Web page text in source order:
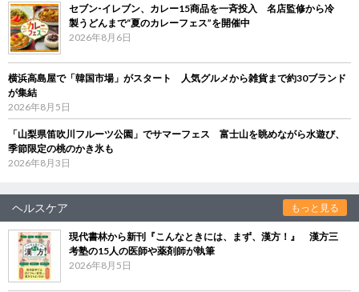
セブン‐イレブン、カレー15商品を一斉投入 名店監修から冷
製うどんまで“夏のカレーフェス”を開催中
2026年8月6日
横浜高島屋で「韓国市場」がスタート 人気グルメから雑貨まで約30ブランド
が集結
2026年8月5日
「山梨県笛吹川フルーツ公園」でサマーフェス 富士山を眺めながら水遊び、
季節限定の桃のかき氷も
2026年8月3日
ヘルスケア もっと見る
現代書林から新刊『こんなときには、まず、漢方！』 漢方三
考塾の15人の医師や薬剤師が執筆
2026年8月5日